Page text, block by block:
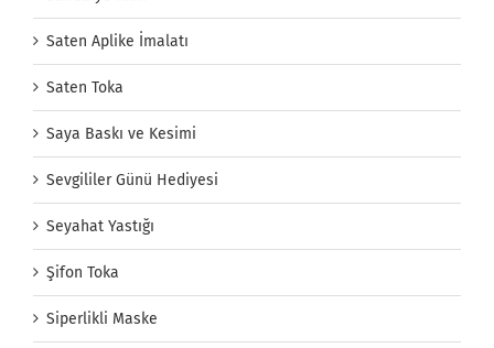
Saten Aplike İmalatı
Saten Toka
Saya Baskı ve Kesimi
Sevgililer Günü Hediyesi
Seyahat Yastığı
Şifon Toka
Siperlikli Maske